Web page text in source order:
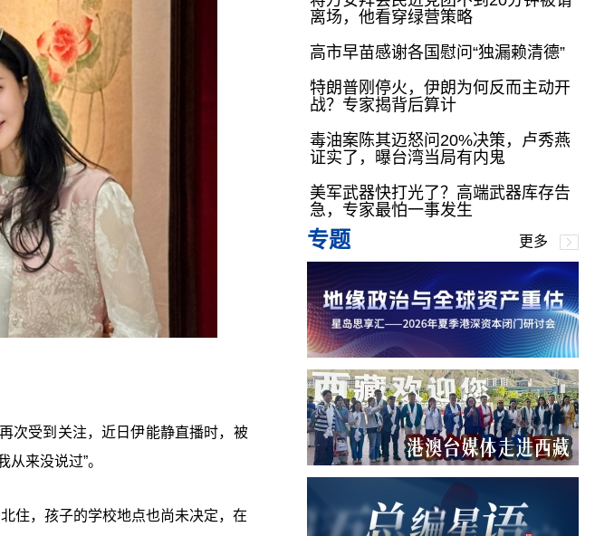
次受到关注，近日伊能静直播时，被
来没说过”。
住，孩子的学校地点也尚未决定，在
离场，他看穿绿营策略
高市早苗感谢各国慰问“独漏赖清德”
特朗普刚停火，伊朗为何反而主动开
战？专家揭背后算计
毒油案陈其迈怒问20%决策，卢秀燕
证实了，曝台湾当局有内鬼
美军武器快打光了？高端武器库存告
急，专家最怕一事发生
专题 更多